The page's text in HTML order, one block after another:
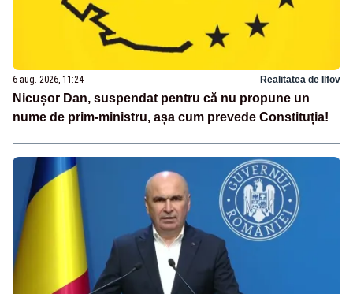
6 aug. 2026, 11:24 Realitatea de Ilfov
Nicușor Dan, suspendat pentru că nu propune un
nume de prim-ministru, așa cum prevede Constituția!